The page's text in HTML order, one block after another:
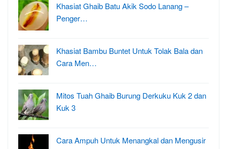
Khasiat Ghaib Batu Akik Sodo Lanang –
Penger…
Khasiat Bambu Buntet Untuk Tolak Bala dan
Cara Men…
Mitos Tuah Ghaib Burung Derkuku Kuk 2 dan
Kuk 3
Cara Ampuh Untuk Menangkal dan Mengusir